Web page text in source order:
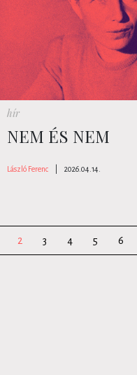
hír
NEM ÉS NEM
László Ferenc 2026.04.14.
2 3 4 5 6